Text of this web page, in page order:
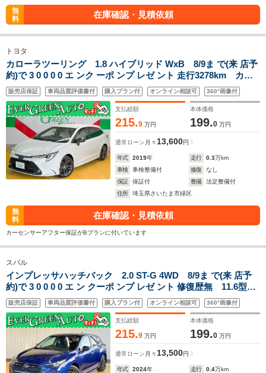
無
料
在庫確認・見積依頼
トヨタ
カローラツーリング 1.8 ハイブリッド WxB 8/9ま で(来 店予
約)で 3 0 0 0 0 エ ンク ーポ ンプ レゼ ント 走行3278km カー
センサー認定付 AppleCarPlay AndroidAutoスマホ連携機
能 禁煙車 純正メモリナビ バックカメラ ハーフレザーシート
販売店保証 車両品質評価書付 購入プラン付 オンライン相談可 360°画像付
支払総額
215.9 万円
本体価格
199.0 万円
通常ローン 月々 13,600円
年式 2019年 走行 0.3万km
車検
車検整備付 修復
なし
保証
保証付 整備
法定整備付
住所
埼玉県さいたま市緑区
無
料
在庫確認・見積依頼
カーセンサーアフター保証がBプランに付いています
スバル
インプレッサハッチバック 2.0 ST-G 4WD 8/9ま で(来 店予
約)で 3 0 0 0 0 エ ン クーポ ンプ レゼ ント 修復歴無 11.6型デ
ィスプレイ 禁煙車 アイサイトバックカメラ Bluetooth フ
ルセグ ETC シートヒーター
販売店保証 車両品質評価書付 購入プラン付 オンライン相談可 360°画像付
支払総額
215.9 万円
本体価格
199.0 万円
通常ローン 月々 13,500円
年式 2024年 走行 0.4万km